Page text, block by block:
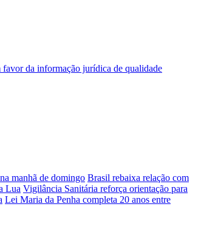
manhã de domingo Brasil rebaixa relação com
Lua Vigilância Sanitária reforça orientação para
Lei Maria da Penha completa 20 anos entre